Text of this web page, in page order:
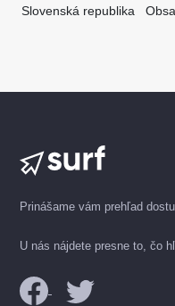
Slovenská republika
Prinášame vám prehľad
U nás nájdete presne to, čo